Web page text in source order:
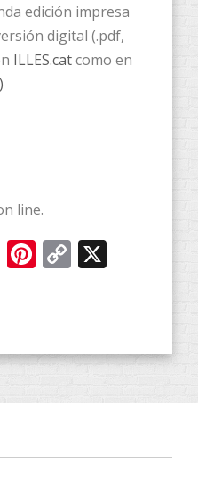
edición impresa
digital (.pdf,
ILLES.catcomo en
line.
LinkedIn
Pinterest
Copy